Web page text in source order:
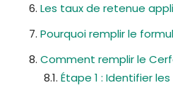
Les taux de retenue
Pourquoi remplir le
Comment remplir le
Étape 1 : Identifier